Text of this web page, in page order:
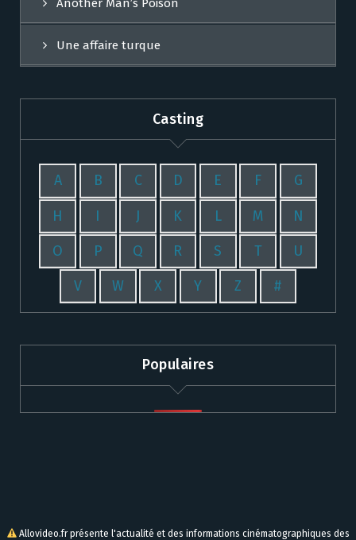
Another Man’s Poison
Une affaire turque
Casting
A B C D E F G
H I J K L M N
O P Q R S T U
V W X Y Z #
Populaires
Allovideo.fr présente l'actualité et des informations cinématographiques des